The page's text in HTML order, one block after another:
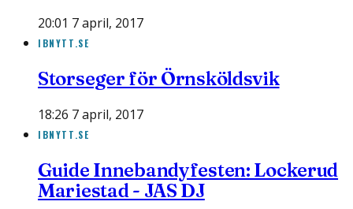
20:01 7 april, 2017
IBNYTT.SE
Storseger för Örnsköldsvik
18:26 7 april, 2017
IBNYTT.SE
Guide Innebandyfesten: Lockerud
Mariestad - JAS DJ